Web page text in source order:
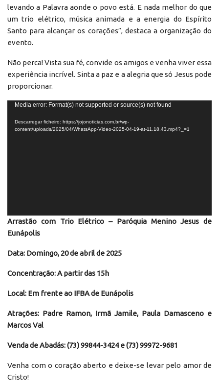
levando a Palavra aonde o povo está. E nada melhor do que
um trio elétrico, música animada e a energia do Espírito
Santo para alcançar os corações”, destaca a organização do
evento.
Não perca! Vista sua fé, convide os amigos e venha viver essa
experiência incrível. Sinta a paz e a alegria que só Jesus pode
proporcionar.
Reprodutor
vídeo
Media error: Format(s) not supported or source(s) not found
Descarregar ficheiro: https://jojonoticias.com.br/wp-
content/uploads/2025/04/WhatsApp-Video-2025-04-19-at-11.18.43.mp4?_=1
Arrastão com Trio Elétrico – Paróquia Menino Jesus de
Eunápolis
Data: Domingo, 20 de abril de 2025
Concentração: A partir das 15h
Local: Em frente ao IFBA de Eunápolis
Atrações: Padre Ramon, Irmã Jamile, Paula Damasceno e
Marcos Val
Venda de Abadás: (73) 99844-3424 e (73) 99972-9681
Venha com o coração aberto e deixe-se levar pelo amor de
Cristo!